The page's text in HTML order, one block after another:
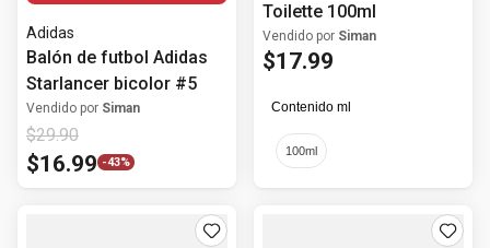
Adidas
Balón de futbol Adidas
Starlancer bicolor #5
Vendido por Siman
$29.90
$16.99 -43%
Toilette 100ml
Vendido por Siman
$17.99
Contenido ml
100ml